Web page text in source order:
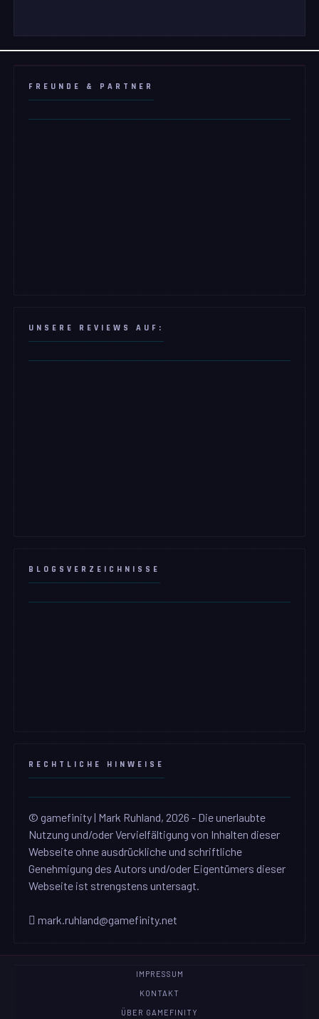
FREUNDE & PARTNER
UNSERE REVIEWS AUF:
BLOGSVERZEICHNISSE
RECHTLICHE HINWEISE
© gamefinity | Mark Ruhland, 2026 - Die unerlaubte
Nutzung und/oder Vervielfältigung von Inhalten dieser
Webseite ohne ausdrückliche und schriftliche
Genehmigung des Autors und/oder Eigentümers dieser
Webseite ist strengstens untersagt.
mark.ruhland@gamefinity.net
IMPRESSUM
KONTAKT
ÜBER GAMEFINITY